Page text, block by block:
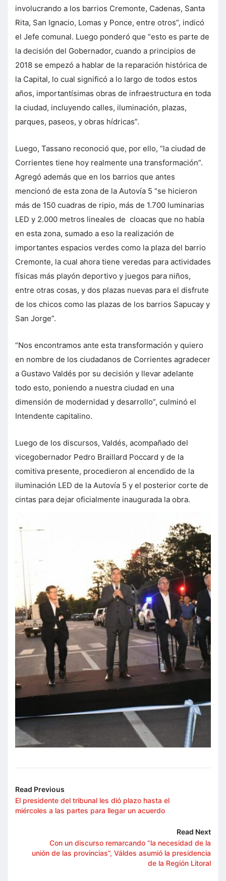
involucrando a los barrios Cremonte, Cadenas, Santa
Rita, San Ignacio, Lomas y Ponce, entre otros”, indicó
el Jefe comunal. Luego ponderó que “esto es parte de
la decisión del Gobernador, cuando a principios de
2018 se empezó a hablar de la reparación histórica de
la Capital, lo cual significó a lo largo de todos estos
años, importantísimas obras de infraestructura en toda
la ciudad, incluyendo calles, iluminación, plazas,
parques, paseos, y obras hídricas”.
Luego, Tassano reconoció que, por ello, “la ciudad de
Corrientes tiene hoy realmente una transformación”.
Agregó además que en los barrios que antes
mencionó de esta zona de la Autovía 5 “se hicieron
más de 150 cuadras de ripio, más de 1.700 luminarias
LED y 2.000 metros lineales de cloacas que no había
en esta zona, sumado a eso la realización de
importantes espacios verdes como la plaza del barrio
Cremonte, la cual ahora tiene veredas para actividades
físicas más playón deportivo y juegos para niños,
entre otras cosas, y dos plazas nuevas para el disfrute
de los chicos como las plazas de los barrios Sapucay y
San Jorge”.
“Nos encontramos ante esta transformación y quiero
en nombre de los ciudadanos de Corrientes agradecer
a Gustavo Valdés por su decisión y llevar adelante
todo esto, poniendo a nuestra ciudad en una
dimensión de modernidad y desarrollo”, culminó el
Intendente capitalino.
Luego de los discursos, Valdés, acompañado del
vicegobernador Pedro Braillard Poccard y de la
comitiva presente, procedieron al encendido de la
iluminación LED de la Autovía 5 y el posterior corte de
cintas para dejar oficialmente inaugurada la obra.
Read Previous
El presidente del tribunal les dió plazo hasta el
miércoles a las partes para llegar un acuerdo
Read Next
Con un discurso remarcando “la necesidad de la
unión de las provincias”, Váldes asumió la presidencia
de la Región Litoral